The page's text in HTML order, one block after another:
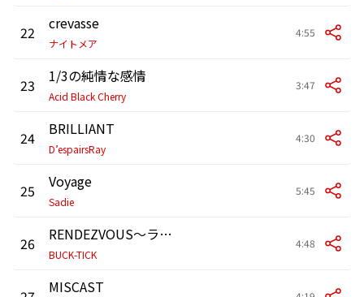
22 crevasse
ナイトメア
4:55
23 1/3の純情な感情
Acid Black Cherry
3:47
24 BRILLIANT
D’espairsRay
4:30
25 Voyage
Sadie
5:45
26 RENDEZVOUS〜ランデヴー〜
BUCK-TICK
4:48
MISCAST